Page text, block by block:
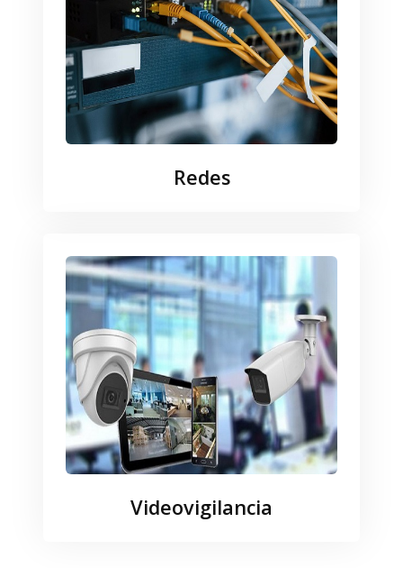
Redes
Videovigilancia